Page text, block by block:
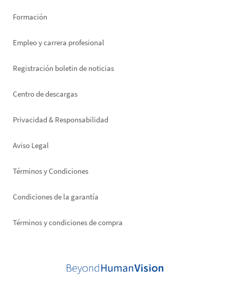
Formación
Empleo y carrera profesional
Registración boletin de noticias
Footer
Centro de descargas
Privacidad & Responsabilidad
Aviso Legal
Términos y Condiciones
Condiciones de la garantía
Términos y condiciones de compra